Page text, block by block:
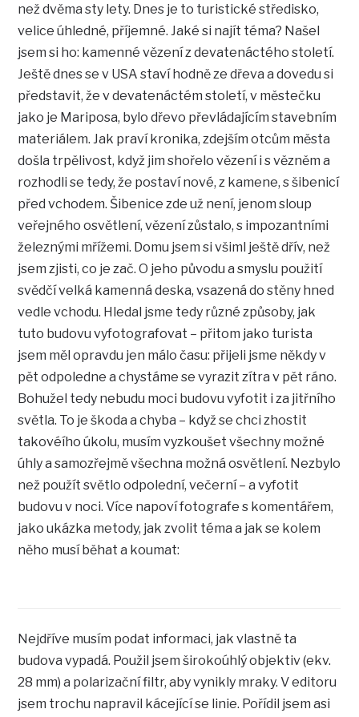
než dvěma sty lety. Dnes je to turistické středisko,
velice úhledné, příjemné. Jaké si najít téma? Našel
jsem si ho: kamenné vězení z devatenáctého století.
Ještě dnes se v USA staví hodně ze dřeva a dovedu si
představit, že v devatenáctém století, v městečku
jako je Mariposa, bylo dřevo převládajícím stavebním
materiálem. Jak praví kronika, zdejším otcům města
došla trpělivost, když jim shořelo vězení i s vězněm a
rozhodli se tedy, že postaví nové, z kamene, s šibenicí
před vchodem. Šibenice zde už není, jenom sloup
veřejného osvětlení, vězení zůstalo, s impozantními
železnými mřížemi. Domu jsem si všiml ještě dřív, než
jsem zjisti, co je zač. O jeho původu a smyslu použití
svědčí velká kamenná deska, vsazená do stěny hned
vedle vchodu. Hledal jsme tedy různé způsoby, jak
tuto budovu vyfotografovat – přitom jako turista
jsem měl opravdu jen málo času: přijeli jsme někdy v
pět odpoledne a chystáme se vyrazit zítra v pět ráno.
Bohužel tedy nebudu moci budovu vyfotit i za jitřního
světla. To je škoda a chyba – když se chci zhostit
takovéího úkolu, musím vyzkoušet všechny možné
úhly a samozřejmě všechna možná osvětlení. Nezbylo
než použít světlo odpolední, večerní – a vyfotit
budovu v noci. Více napoví fotografe s komentářem,
jako ukázka metody, jak zvolit téma a jak se kolem
něho musí běhat a koumat:
Nejdříve musím podat informaci, jak vlastně ta
budova vypadá. Použil jsem širokoúhlý objektiv (ekv.
28 mm) a polarizační filtr, aby vynikly mraky. V editoru
jsem trochu napravil kácející se linie. Pořídil jsem asi